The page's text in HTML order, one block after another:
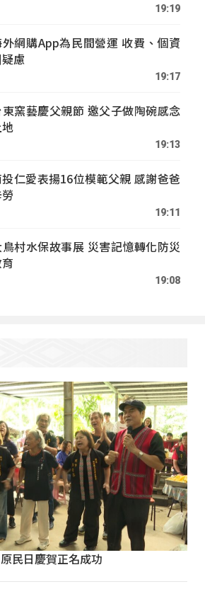
19:19
網購App為民間營運 收費、個資
慮
19:17
東窯藝慶父親節 邀父子做陶碗感念
19:13
仁愛表揚16位模範父親 感謝爸爸
19:11
鳥村水保故事展 災害記憶轉化防災
19:08
民日慶賀正名成功